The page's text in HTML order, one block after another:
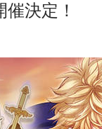
決定！